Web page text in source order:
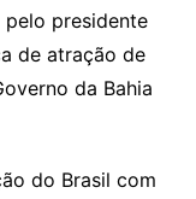
presidente
de atração de
da Bahia
do Brasil com